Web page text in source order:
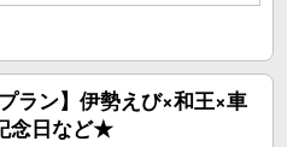
ラン】伊勢えび×和王×車
念日など★